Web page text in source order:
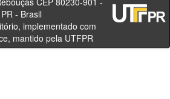
- PR - Brasil
implementado com
mantido pela UTFPR